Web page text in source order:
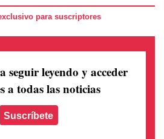
para suscriptores
seguir leyendo y acceder
a todas las noticias
Suscríbete